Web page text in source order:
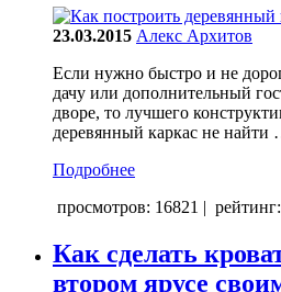
23.03.2015 Алекс Архитов
Если нужно быстро и не
дачу или дополнительный
дворе, то лучшего
деревянный каркас не найти
Подробнее
просмотров: 16821 |
Как сделать
втором ярусе